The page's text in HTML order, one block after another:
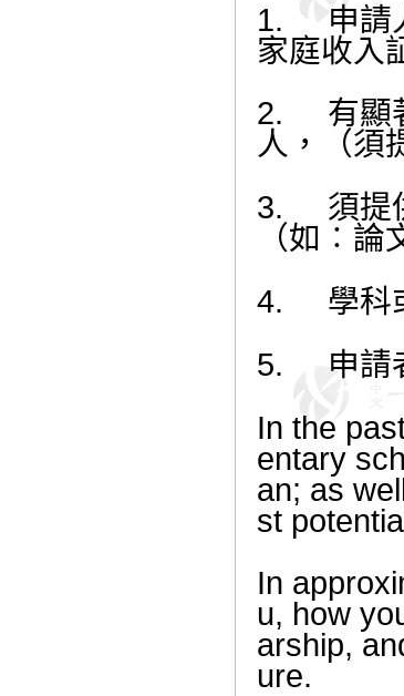
1.
申請
家庭收入
2.
有顯
人，（須
3.
須提
（如︰論
4.
學科
5. 申請
In the
entary
an; as
st
In
u, how
arship,
ure.